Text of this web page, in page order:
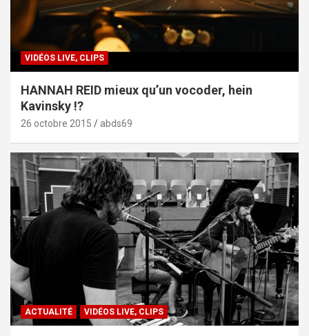
VIDÉOS LIVE, CLIPS
HANNAH REID mieux qu’un vocoder, hein
Kavinsky !?
26 octobre 2015 abds69
ACTUALITÉ VIDÉOS LIVE, CLIPS